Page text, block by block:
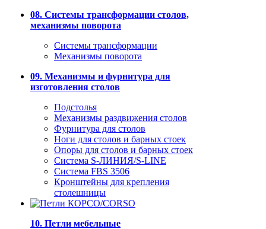
08. Системы трансформации столов,
механизмы поворота
Системы трансформации
Механизмы поворота
09. Механизмы и фурнитура для
изготовления столов
Подстолья
Механизмы раздвижения столов
Фурнитура для столов
Ноги для столов и барных стоек
Опоры для столов и барных стоек
Система S-ЛИНИЯ/S-LINE
Система FBS 3506
Кронштейны для крепления
столешницы
10. Петли мебельные